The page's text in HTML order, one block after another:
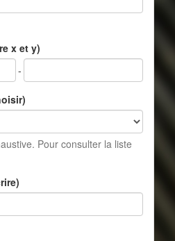
x et y)
-
Pour consulter la liste